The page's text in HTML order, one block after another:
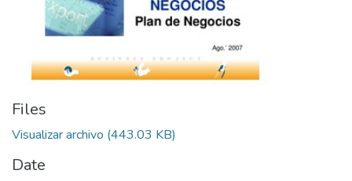
Files
Visualizar archivo (443.03 KB)
Date